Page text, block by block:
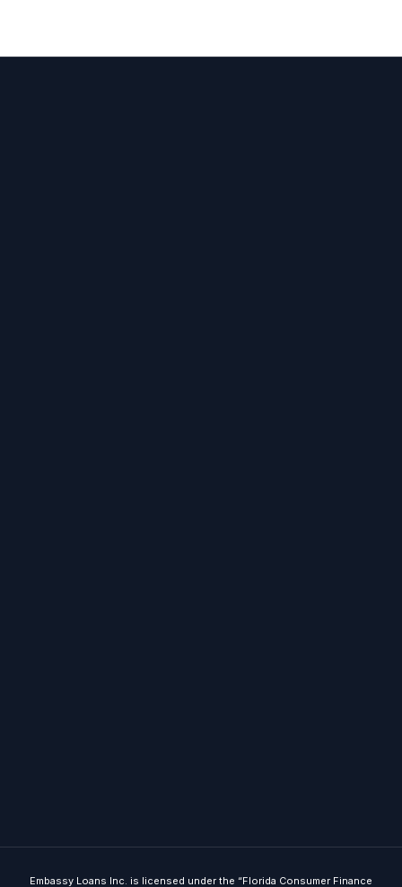
Embassy Loans Inc. is licensed under the “Florida Consumer Finance